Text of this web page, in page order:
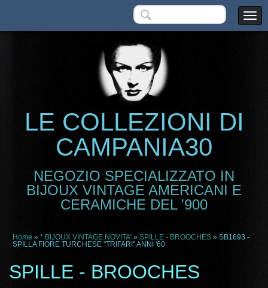
LE COLLEZIONI DI
CAMPANIA30
NEGOZIO SPECIALIZZATO IN
BIJOUX VINTAGE AMERICANI E
CERAMICHE DEL '900
Home » * BIJOUX VINTAGE NOVITA' » SPILLE - BROOCHES » SB1693 -
SPILLA FIORE TURCHESE "TRIFARI" ANNI '60
SPILLE - BROOCHES